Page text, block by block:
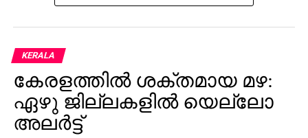
KERALA
കേരളത്തില്‍ ശക്തമായ മഴ:
ഏഴു ജില്ലകളില്‍ യെല്ലോ
അലര്‍ട്ട്